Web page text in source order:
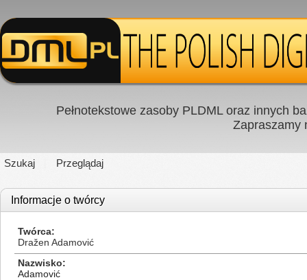
Pełnotekstowe zasoby PLDML oraz innych
Zapraszamy
Szukaj Przeglądaj
Informacje o twórcy
Twórca
Dražen Adamović
Nazwisko
Adamović